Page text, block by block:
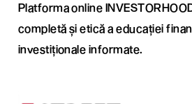
Platforma online
completă și etică a educației
investiționale informate.